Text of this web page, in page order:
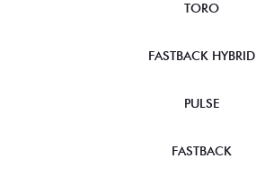
TORO
FASTBACK HYBRID
PULSE
FASTBACK